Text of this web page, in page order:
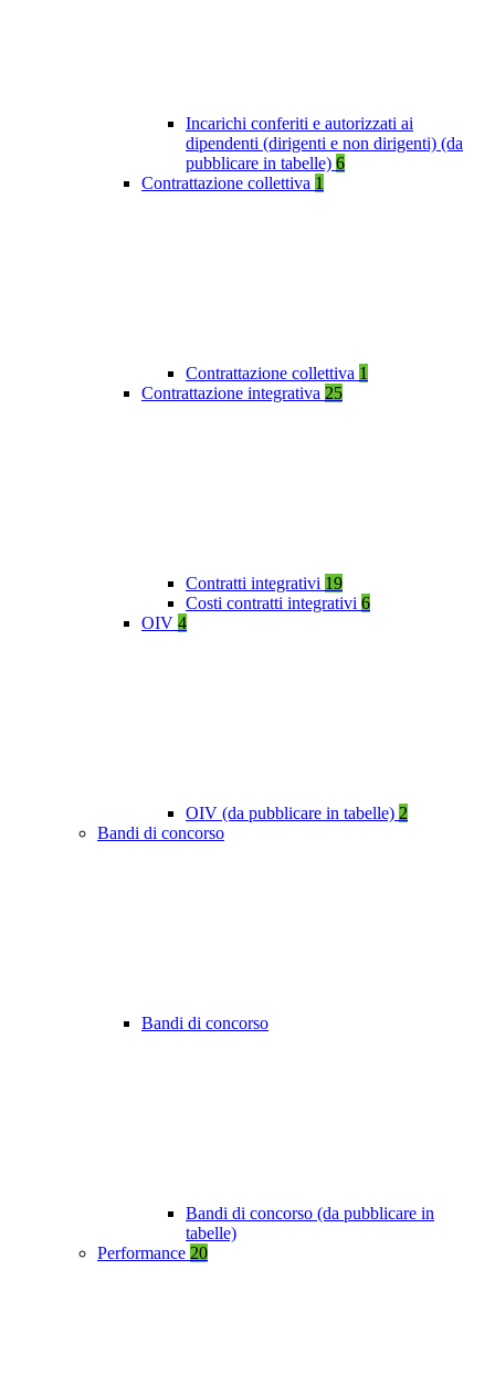
Incarichi conferiti e autorizzati ai
dipendenti (dirigenti e non dirigenti) (da
pubblicare in tabelle) 6
Contrattazione collettiva 1
Contrattazione collettiva 1
Contrattazione integrativa 25
Contratti integrativi 19
Costi contratti integrativi 6
OIV 4
OIV (da pubblicare in tabelle) 2
Bandi di concorso
Bandi di concorso
Bandi di concorso (da pubblicare in
tabelle)
Performance 20